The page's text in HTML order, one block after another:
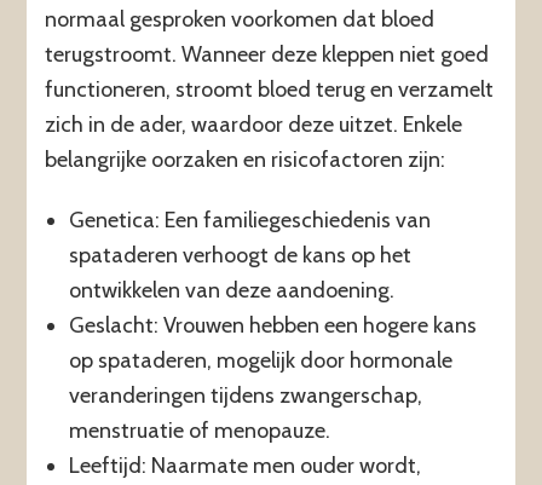
normaal gesproken voorkomen dat bloed
terugstroomt. Wanneer deze kleppen niet goed
functioneren, stroomt bloed terug en verzamelt
zich in de ader, waardoor deze uitzet. Enkele
belangrijke oorzaken en risicofactoren zijn:
Genetica: Een familiegeschiedenis van
spataderen verhoogt de kans op het
ontwikkelen van deze aandoening.
Geslacht: Vrouwen hebben een hogere kans
op spataderen, mogelijk door hormonale
veranderingen tijdens zwangerschap,
menstruatie of menopauze.
Leeftijd: Naarmate men ouder wordt,